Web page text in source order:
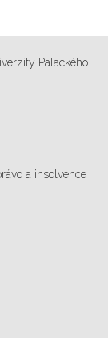
Palackého
a insolvence